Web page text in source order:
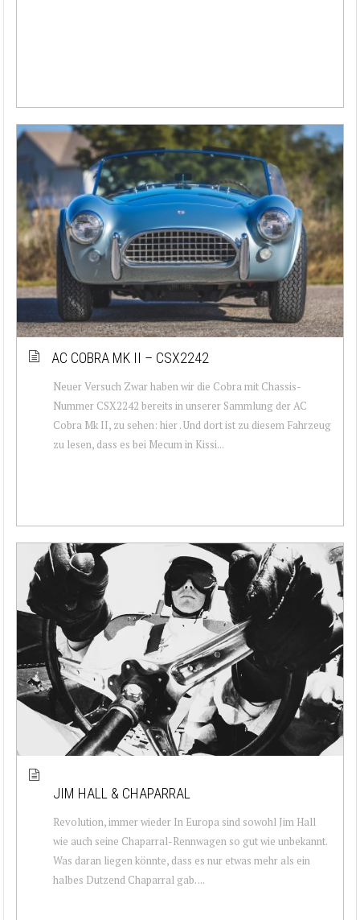
AC COBRA MK II – CSX2242
Neuer Versuch Zwar haben wir die Cobra mit Chassis-
Nummer CSX2242 bereits in unserer Sammlung der AC
Cobra Mk II, zu sehen: hier . Und dort ist zu diesem Fahrzeug
zu lesen, dass es bei Mecum in Kissi...
JIM HALL & CHAPARRAL
Revolution, immer wieder In Europa sind sowohl Jim Hall
wie auch seine Chaparral-Rennwagen so gut wie unbekannt.
Was daran liegen könnte, dass es nur etwas mehr als ein
halbes Dutzend Chaparral gab. ...